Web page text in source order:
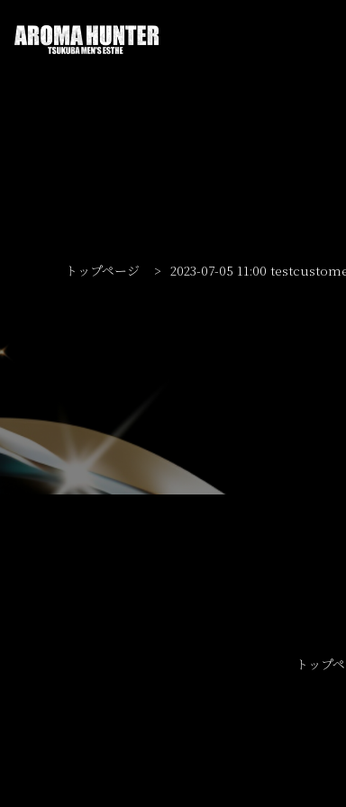
トップページ > 2023-07-05 11:00
トップ